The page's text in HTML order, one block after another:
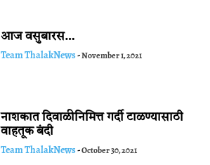
आज वसुबारस…
Team ThalakNews-November 1, 2021
नाशकात दिवाळीनिमित्त गर्दी टाळण्यासाठी
वाहतूक बंदी
Team ThalakNews-October 30, 2021